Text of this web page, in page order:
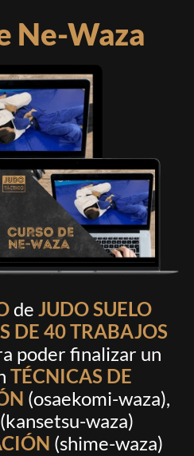
Ne-Waza
de JUDO SUELO
DE 40 TRABAJOS
poder finalizar un
TÉCNICAS DE
(osaekomi-waza),
(kansetsu-waza)
(shime-waza)